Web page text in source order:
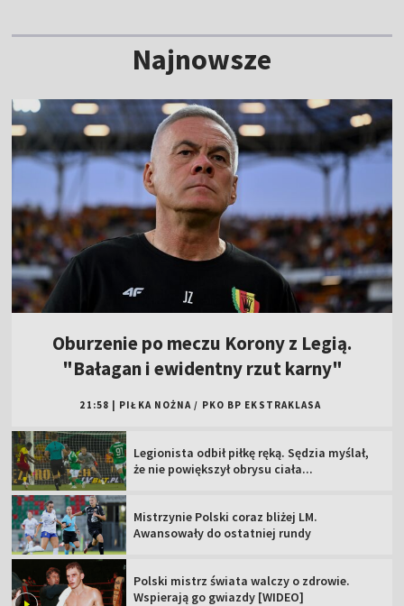
Najnowsze
Oburzenie po meczu Korony z Legią.
"Bałagan i ewidentny rzut karny"
21:58 PIŁKA NOŻNA / PKO BP EKSTRAKLASA
Legionista odbił piłkę ręką. Sędzia myślał,
że nie powiększył obrysu ciała...
Mistrzynie Polski coraz bliżej LM.
Awansowały do ostatniej rundy
Polski mistrz świata walczy o zdrowie.
Wspierają go gwiazdy [WIDEO]